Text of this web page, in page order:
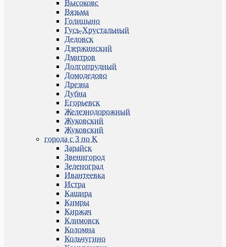
Высоковс
Вязьма
Голицыно
Гусь-Хрустальный
Дедовск
Дзержинский
Дмитров
Долгопрудный
Домодедово
Дрезна
Дубна
Егорьевск
Железнодорожный
Жуковский
Жуковский
города с З по К
Зарайск
Звенигород
Зеленоград
Ивантеевка
Истра
Кашира
Кимры
Киржач
Климовск
Коломна
Кольчугино